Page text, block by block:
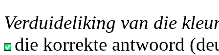
Verduideliking van die
die korrekte antwoord